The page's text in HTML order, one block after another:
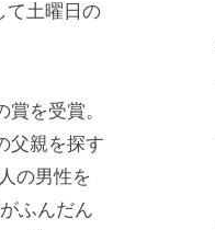
て土曜日の
を受賞。
父親を探す
の男性を
ふんだん